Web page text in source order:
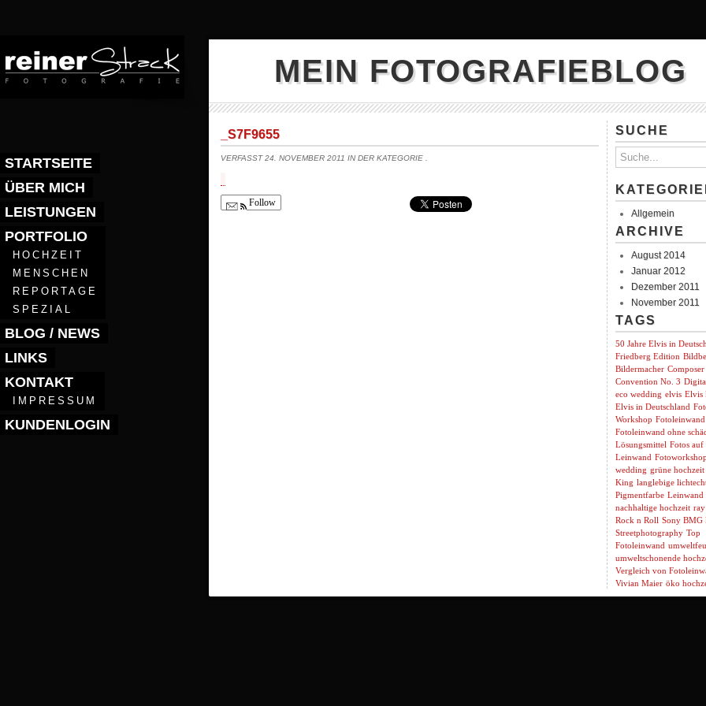
STARTSEITE
ÜBER MICH
LEISTUNGEN
PORTFOLIO
HOCHZEIT
MENSCHEN
REPORTAGE
SPEZIAL
BLOG / NEWS
LINKS
KONTAKT
IMPRESSUM
KUNDENLOGIN
MEIN FOTOGRAFIEBLOG
_S7F9655
VERFASST 24. NOVEMBER 2011 IN DER KATEGORIE
Follow
SUCHE
Allgemein
ARCHIVE
August 2014
Januar 2012
Dezember 2011
November 2011
TAGS
50 Jahre Elvis in
Friedberg Edition
Bildermacher Composer
Convention No. 3
eco wedding elvis Elvis
Elvis in Deutschland
Workshop Fotoleinwand
Fotoleinwand ohne
Lösungsmittel Fotos auf
Leinwand Fotoworkshop
wedding grüne hochzeit
King langlebige
Pigmentfarbe Leinwand
nachhaltige hochzeit ray
Rock n Roll Sony BMG
Streetphotography Top
Fotoleinwand
umweltschonende
Vergleich von
Vivian Maier öko